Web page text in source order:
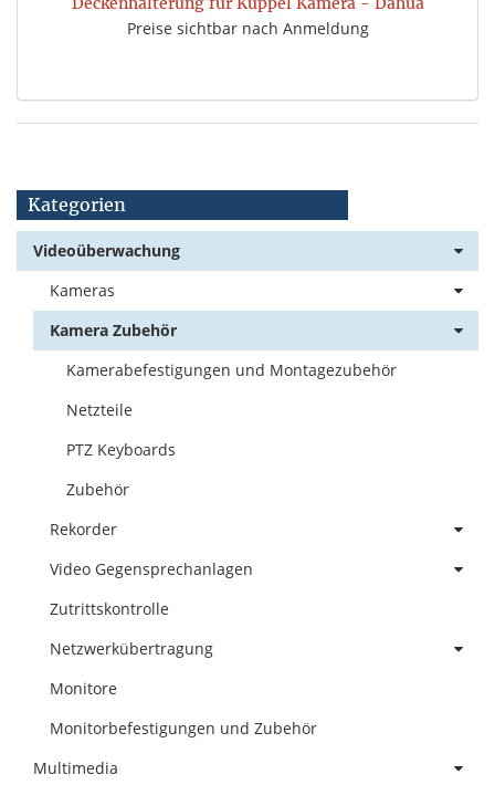
Preise sichtbar nach Anmeldung
Kategorien
Videoüberwachung
Kameras
Kamera Zubehör
Kamerabefestigungen und Montagezubehör
Netzteile
PTZ Keyboards
Zubehör
Rekorder
Video Gegensprechanlagen
Zutrittskontrolle
Netzwerkübertragung
Monitore
Monitorbefestigungen und Zubehör
Multimedia